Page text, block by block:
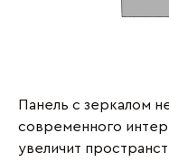
Панель с зеркалом
современного
увеличит